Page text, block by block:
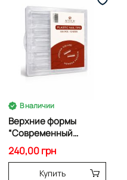
В наличии
Верхние формы
“Современный
квадрат” 120 шт
240,00 грн
Купить